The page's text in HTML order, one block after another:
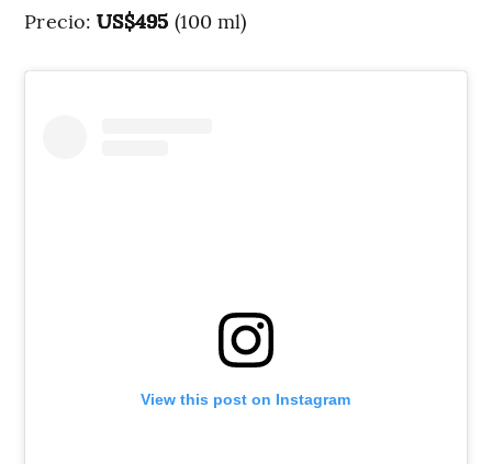
Precio:US$495 (100 ml)
View this post on Instagram